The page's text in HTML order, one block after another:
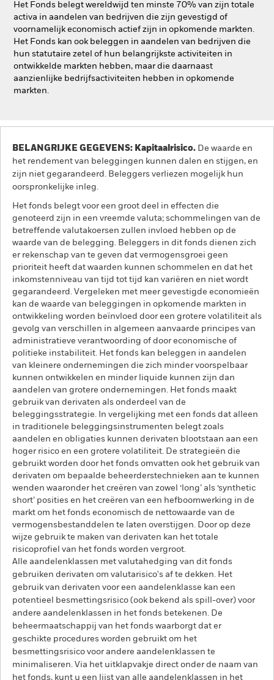
Het Fonds belegt wereldwijd ten minste 70% van zijn totale
activa in aandelen van bedrijven die zijn gevestigd of
voornamelijk economisch actief zijn in opkomende markten.
Het Fonds kan ook beleggen in aandelen van bedrijven die
hun statutaire zetel of hun belangrijkste activiteiten in
ontwikkelde markten hebben, maar die daarnaast
aanzienlijke bedrijfsactiviteiten hebben in opkomende
markten.
BELANGRIJKE GEGEVENS: Kapitaalrisico. De waarde en
het rendement van beleggingen kunnen dalen en stijgen, en
zijn niet gegarandeerd. Beleggers verliezen mogelijk hun
oorspronkelijke inleg.
Het fonds belegt voor een groot deel in effecten die
genoteerd zijn in een vreemde valuta; schommelingen van de
betreffende valutakoersen zullen invloed hebben op de
waarde van de belegging. Beleggers in dit fonds dienen zich
er rekenschap van te geven dat vermogensgroei geen
prioriteit heeft dat waarden kunnen schommelen en dat het
inkomstenniveau van tijd tot tijd kan variëren en niet wordt
gegarandeerd. Vergeleken met meer gevestigde economieën
kan de waarde van beleggingen in opkomende markten in
ontwikkeling worden beïnvloed door een grotere volatiliteit als
gevolg van verschillen in algemeen aanvaarde principes van
administratieve verantwoording of door economische of
politieke instabiliteit. Het fonds kan beleggen in aandelen
van kleinere ondernemingen die zich minder voorspelbaar
kunnen ontwikkelen en minder liquide kunnen zijn dan
aandelen van grotere ondernemingen. Het fonds maakt
gebruik van derivaten als onderdeel van de
beleggingsstrategie. In vergelijking met een fonds dat alleen
in traditionele beleggingsinstrumenten belegt zoals
aandelen en obligaties kunnen derivaten blootstaan aan een
hoger risico en een grotere volatiliteit. De strategieën die
gebruikt worden door het fonds omvatten ook het gebruik van
derivaten om bepaalde beheerderstechnieken aan te kunnen
wenden waaronder het creëren van zowel ‘long’ als ‘synthetic
short’ posities en het creëren van een hefboomwerking in de
markt om het fonds economisch de nettowaarde van de
vermogensbestanddelen te laten overstijgen. Door op deze
wijze gebruik te maken van derivaten kan het totale
risicoprofiel van het fonds worden vergroot.
Alle aandelenklassen met valutahedging van dit fonds
gebruiken derivaten om valutarisico's af te dekken. Het
gebruik van derivaten voor een aandelenklasse kan een
potentieel besmettingsrisico (ook bekend als spill-over) voor
andere aandelenklassen in het fonds betekenen. De
beheermaatschappij van het fonds waarborgt dat er
geschikte procedures worden gebruikt om het
besmettingsrisico voor andere aandelenklassen te
minimaliseren. Via het uitklapvakje direct onder de naam van
het fonds, kunt u een lijst van alle aandelenklassen in het